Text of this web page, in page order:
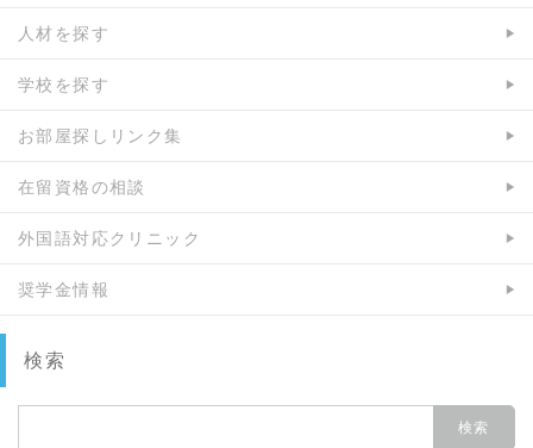
人材を探す
学校を探す
お部屋探しリンク集
在留資格の相談
外国語対応クリニック
奨学金情報
検索